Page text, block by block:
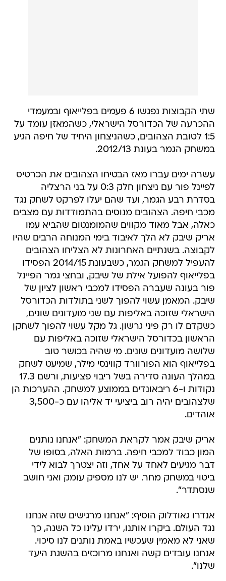
שתי הקבוצות נפגשו 6 פעמים בפלייאוף ובמעמדי
ההכרעה של הכדורסל הישראלי, כשהמאזן עומד על
1:5 לטובת הצהובים, כשהניצחון היחיד של חיפה הגיע
במשחק הגמר בעונת 2012/13.
עשרה ימים עברו מאז הבטיחו הצהובים את הכרטיס
לפיינל פור עם ניצחון חלק 0:3 על בני הרצליה
בסדרת רבע הגמר, ועד שהם יעלו לפרקט לשחק נגד
מכבי חיפה. הצהובים מנוסים בהתמודדות עם מצבים
כאלה, אבל מאוד מקווים שהמומנטום שהביא עמו
אריק שיבק לא הלך לאיבוד בימי המנוחה הרבים שהיו
לקבוצה. בשנתיים האחרונות לא הצליחו הצהובים
להעפיל למשחק הגמר, כשבעונת 2014/15 הפסידו
בפלייאוף להפועל אילת של שיבק, ובחצי גמר הפיינל
פור בעונה שעברה הפסידו למכבי ראשון לציון של
שיבק. המאמן עשוי להפוך לשני בתולדות הכדורסל
הישראלי שזוכה באליפות עם שני מועדונים שונים,
כשקדם לו רק פיני גרשון. גל מקל עשוי להפוך לשחקן
הראשון בכדורסל הישראלי שזוכה באליפות עם
שלושה מועדונים שונים. מי שהיה בכושר טוב
בפלייאוף הוא הפורוורד קווינסי מילר, שמיעט לשחק
במהלך העונה סדירה בשל ריבוי פציעות, ורשם 17.3
נקודות ו-6 ריבאונדים בממוצע למשחק. ההערכות הן
שלצהובים יהיה רוב ביציעי יד אליהו עם כ-3,500
אוהדים.
אריק שיבק אמר לקראת המשחק: "אנחנו נותנים
המון כבוד למכבי חיפה. ברמות האלה, בסופו של
דבר מגיעים לאחד על אחד, וזה יצטרך לבוא לידי
ביטוי במשחק מחר. יש לנו מספיק עומק ואני חושב
שנסתדר".
אנדרו גאודלוק הוסיף: "אנחנו מרגישים שזה אנחנו
נגד העולם. ביקרו אותנו, ירדו עלינו כל השנה, כך
שאני לא מאמין שעכשיו באמת נותנים לנו סיכוי.
אנחנו עובדים קשה ואנחנו מרוכזים בהשגת היעד
שלנו".